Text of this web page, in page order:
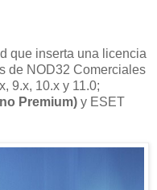
que inserta una licencia
de NOD32 Comerciales
9.x, 10.x y 11.0;
Premium) y ESET